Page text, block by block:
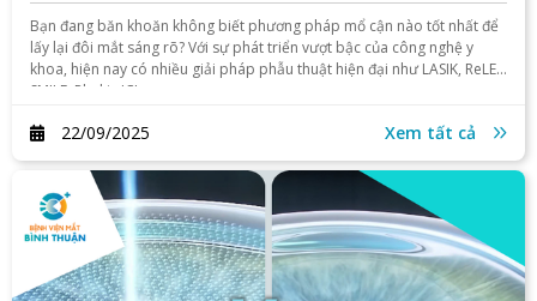
Bạn đang băn khoăn không biết phương pháp mổ cận nào tốt nhất để
lấy lại đôi mắt sáng rõ? Với sự phát triển vượt bậc của công nghệ y
khoa, hiện nay có nhiều giải pháp phẫu thuật hiện đại như LASIK, ReLEx
SMILE, Phakic ICL…
22/09/2025 Xem tất cả